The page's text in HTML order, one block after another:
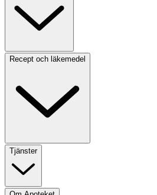
Recept och läkemedel
Tjänster